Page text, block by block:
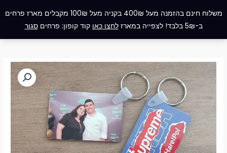
משלוח חינם בהזמנה מעל 400₪ בקניה מעל 100₪ מקבלים מארז פרחים
ב-5₪ בלבד! לצפייה במארז
לחצו כאן קוד קופון: פרחיםסגור
לתוכן
תפריט
כמות
של
מחזיק
מפתחות